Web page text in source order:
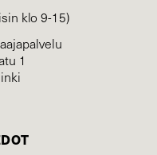
klo 9-15)
1